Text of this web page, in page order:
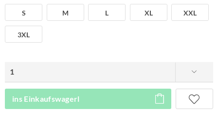
S M L XL XXL
3XL
ins Einkaufswagerl